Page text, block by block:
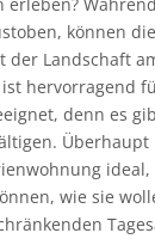
können
der Landschaft
hervorragend
denn es
wie sie